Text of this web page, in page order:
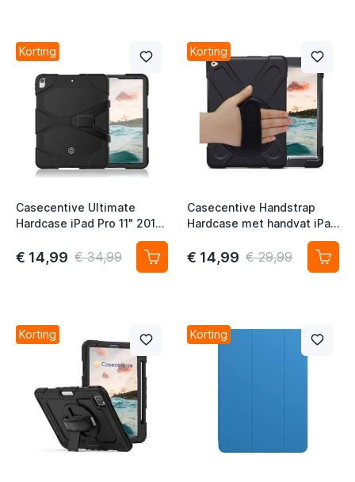
Korting
Casecentive Ultimate
Hardcase iPad Pro 11" 2018
€ 14,99 € 34,99
Korting
Casecentive Handstrap
Hardcase met handvat iPad
€ 14,99 € 29,99
Korting Korting